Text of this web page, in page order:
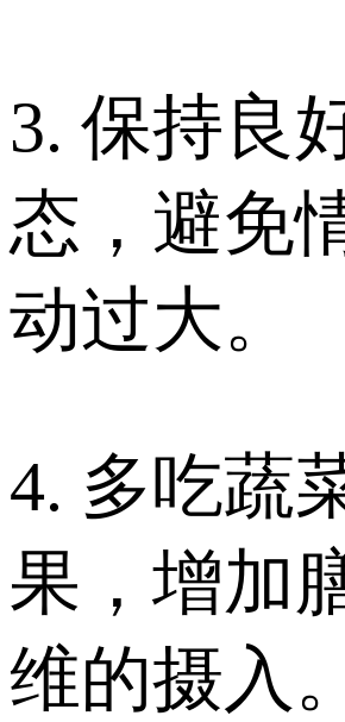
3. 保持良
态，避免
动过大。
4. 多吃蔬
果，增加
维的摄入。